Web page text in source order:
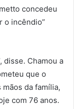
concedeu
o incêndio”
disse. Chamou a
que o
mãos da família,
com 76 anos.